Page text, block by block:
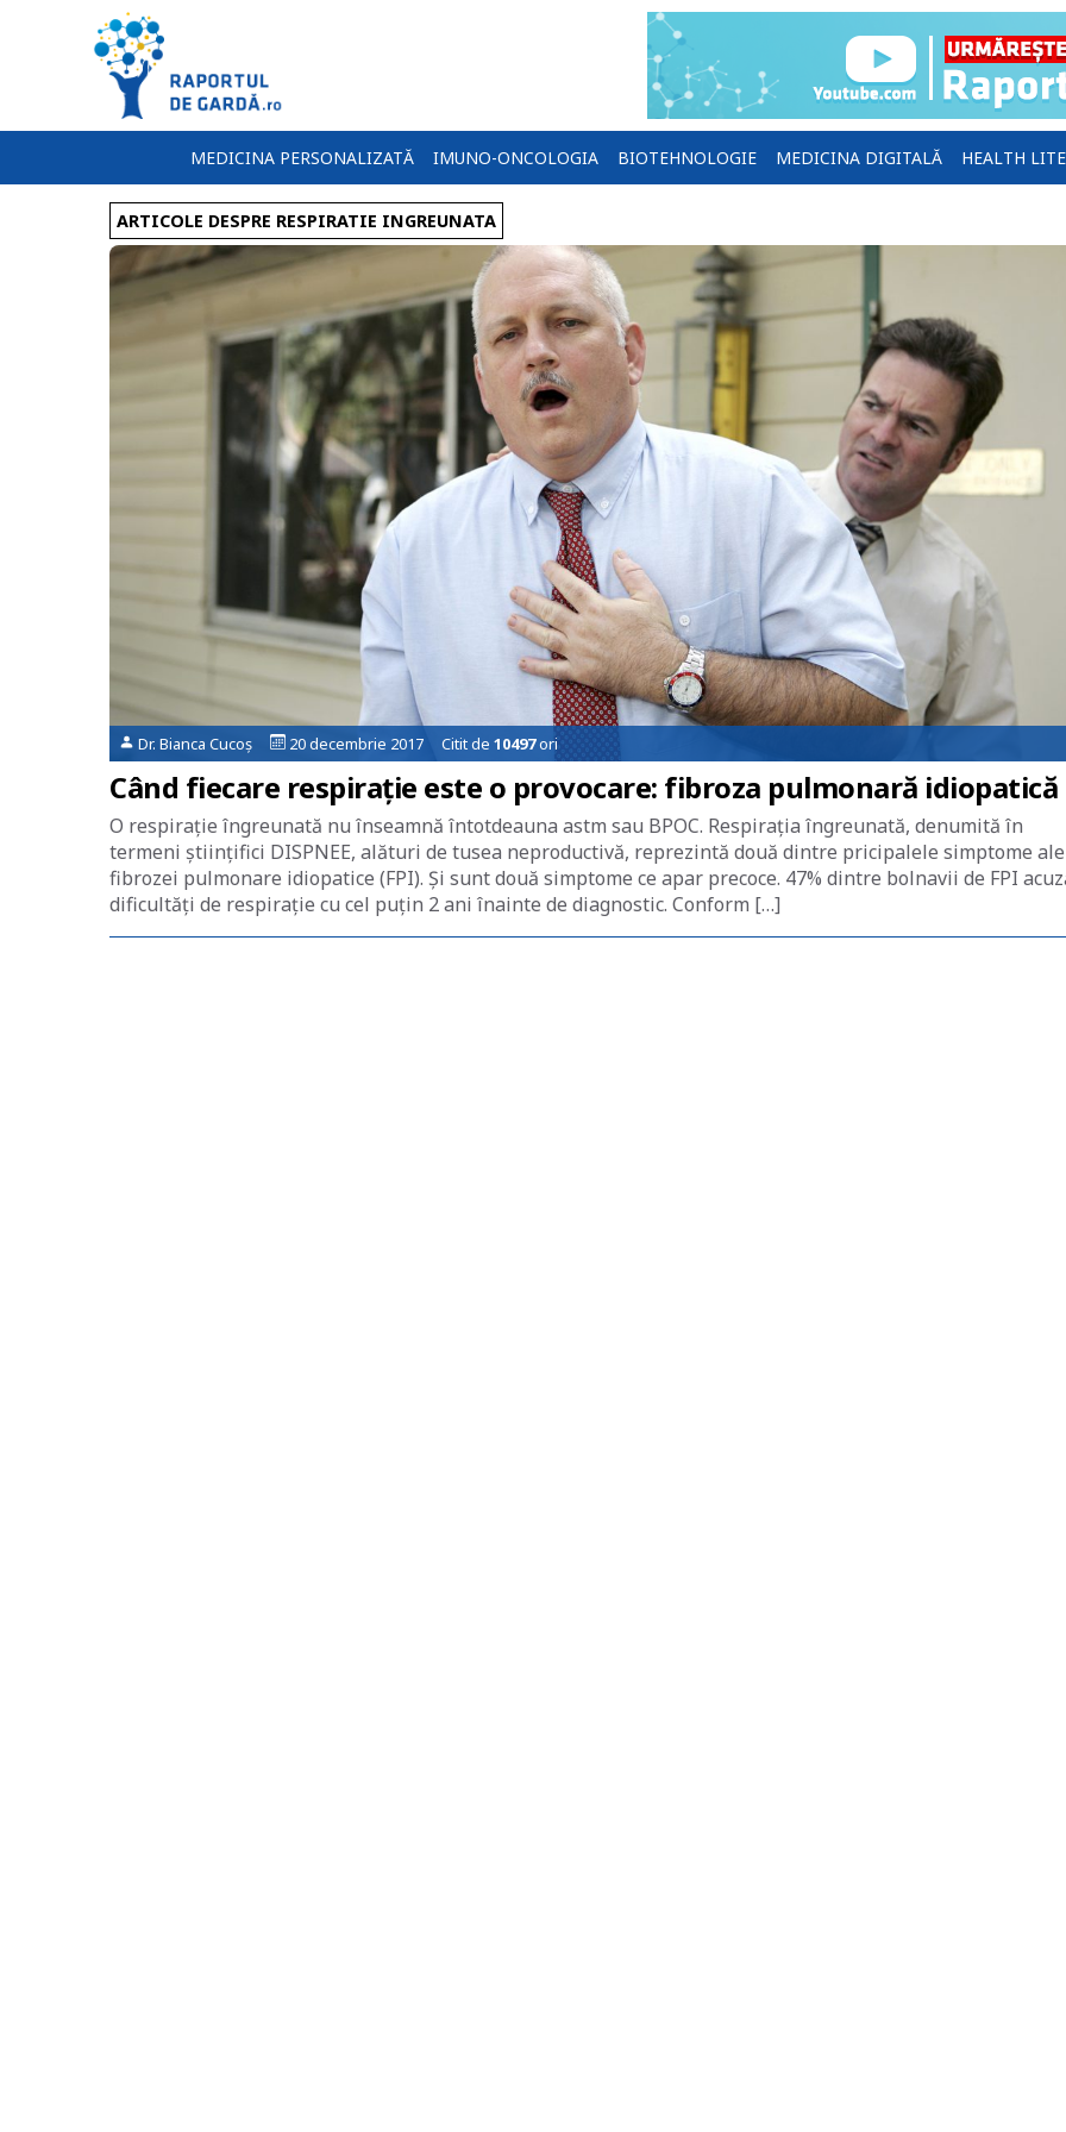
MEDICINA PERSONALIZATĂ IMUNO-ONCOLOGIA BIOTEHNOLOGIE MEDICINA DIGITALĂ HEALTH
ARTICOLE DESPRE RESPIRATIE INGREUNATA
Dr. Bianca Cucoș 20 decembrie 2017 Citit de 10497ori
Când fiecare respirație este o provocare: fibroza pulmonară idiopatică
O respirație îngreunată nu înseamnă întotdeauna astm sau BPOC. Respirația îngreunată, denumită în
termeni științifici DISPNEE, alături de tusea neproductivă, reprezintă două dintre pricipalele simptome ale
fibrozei pulmonare idiopatice (FPI). Și sunt două simptome ce apar precoce. 47% dintre bolnavii de FPI
dificultăți de respirație cu cel puțin 2 ani înainte de diagnostic. Conform […]